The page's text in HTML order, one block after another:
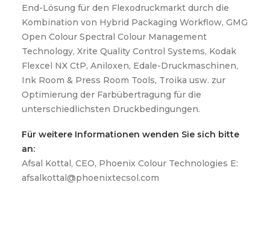
End-Lösung für den Flexodruckmarkt durch die
Kombination von Hybrid Packaging Workflow, GMG
Open Colour Spectral Colour Management
Technology, Xrite Quality Control Systems, Kodak
Flexcel NX CtP, Aniloxen, Edale-Druckmaschinen,
Ink Room & Press Room Tools, Troika usw. zur
Optimierung der Farbübertragung für die
unterschiedlichsten Druckbedingungen.
Für weitere Informationen wenden Sie sich bitte
an:
Afsal Kottal, CEO, Phoenix Colour Technologies E:
afsalkottal@phoenixtecsol.com